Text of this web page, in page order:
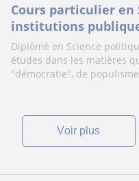
Cours particulier en
institutions
de politique
Diplômé en Science
études dans les matières
"démocratie", de
voir plus